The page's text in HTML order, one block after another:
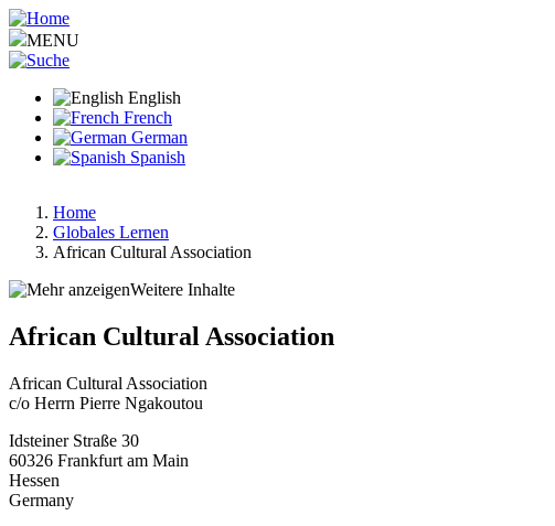
Skip
to
main
MENU
English
French
German
Spanish
Breadcrumb
Home
Globales Lernen
African Cultural Association
Weitere Inhalte
African Cultural Association
African Cultural Association
c/o Herrn Pierre Ngakoutou
Idsteiner Straße 30
60326 Frankfurt am Main
Hessen
Germany